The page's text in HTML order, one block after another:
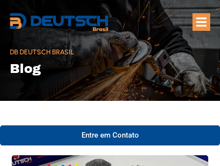
DB DEUTSCH BRASIL
Blog
Entre em Contato